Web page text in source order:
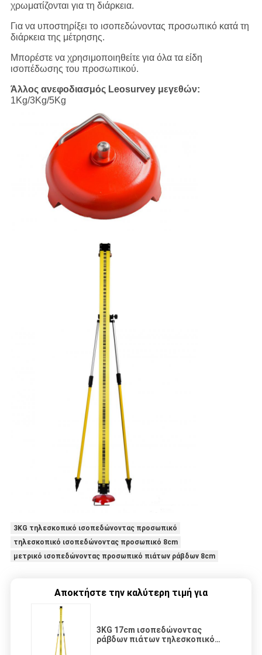
χρωματίζονται για τη διάρκεια.
Για να υποστηρίξει το ισοπεδώνοντας προσωπικό κατά τη
διάρκεια της μέτρησης.
Μπορέστε να χρησιμοποιηθείτε για όλα τα είδη
ισοπέδωσης του προσωπικού.
Άλλος ανεφοδιασμός Leosurvey μεγεθών:
1Kg/3Kg/5Kg
3KG τηλεσκοπικό ισοπεδώνοντας προσωπικό
τηλεσκοπικό ισοπεδώνοντας προσωπικό 8cm
μετρικό ισοπεδώνοντας προσωπικό πιάτων ράβδων 8cm
Αποκτήστε την καλύτερη τιμή για
3KG 17cm ισοπεδώνοντας
ράβδων πιάτων τηλεσκοπικό